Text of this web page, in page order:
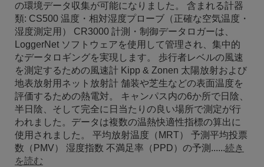
の環境データ収集が可能になりました。 含まれる計器
類: CS500 温度・相対湿度プローブ（正確な空気温度・
湿度測定用） CR3000 計測・制御データロガーは、
LoggerNet ソフトウェアを使用して管理され、集中的
なデータロギングを実現します。 歩行者レベルの風速
を測定するための風速計 Kipp & Zonen 太陽放射および
地表放射用ネット放射計 舗装や芝生などの表面温度を
評価するための熱電対。 キャンパス内の6か所で日陰、
半日陰、そして完全に日当たりの良い場所で測定が行
われました。データは複数の温熱快適性指標の算出に
使用されました。 平均放射温度（MRT） 予測平均投票
数（PMV） 湿度指数 不満足率（PPD）の予測......続き
を読む